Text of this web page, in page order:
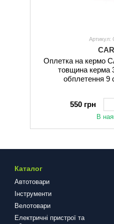
Артикул:
Оплетка на кермо
товщина керма
обплетення 9
550 грн
В
Каталог
Автотовари
Інструменти
Велотовари
Електричні пристрої та